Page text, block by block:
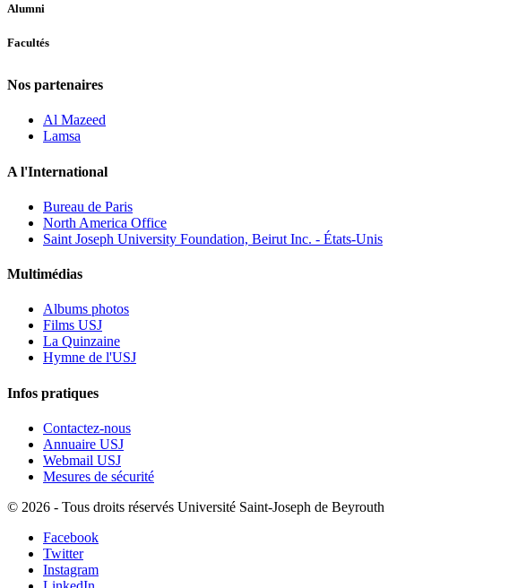
Alumni
Facultés
Nos partenaires
Al Mazeed
Lamsa
A l'International
Bureau de Paris
North America Office
Saint Joseph University Foundation, Beirut Inc. - États-Unis
Multimédias
Albums photos
Films USJ
La Quinzaine
Hymne de l'USJ
Infos pratiques
Contactez-nous
Annuaire USJ
Webmail USJ
Mesures de sécurité
© 2026 - Tous droits réservés Université Saint-Joseph de Beyrouth
Facebook
Twitter
Instagram